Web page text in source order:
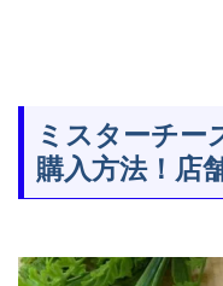
ミスターチー
購入方法！店